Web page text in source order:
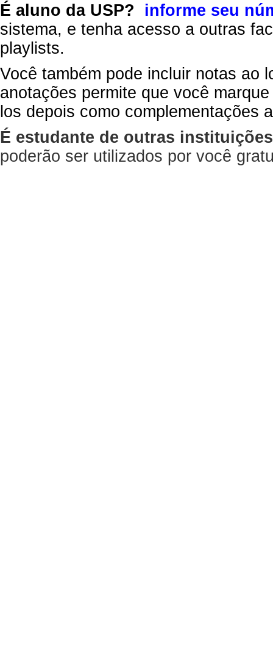
É aluno da USP?
informe seu
sistema, e tenha acesso a outras
playlists.
Você também pode incluir notas ao
anotações permite que você
los depois como complementações
É estudante de outras
poderão ser utilizados por você